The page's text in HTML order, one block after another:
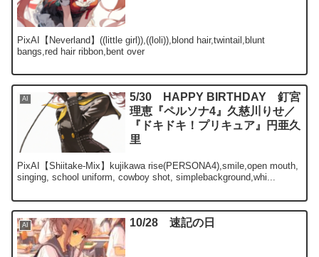
PixAI【Neverland】((little girl)),((loli)),blond hair,twintail,blunt
bangs,red hair ribbon,bent over
AI
5/30 HAPPY BIRTHDAY 釘宮
理恵『ペルソナ4』久慈川りせ／
『ドキドキ！プリキュア』円亜久
里
PixAI【Shiitake-Mix】kujikawa rise(PERSONA4),smile,open mouth,
singing, school uniform, cowboy shot, simplebackground,whi...
AI 10/28 速記の日